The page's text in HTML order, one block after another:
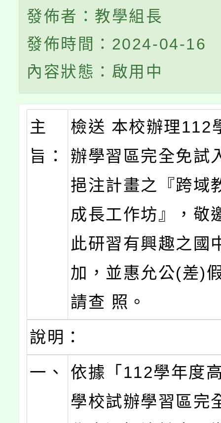
發佈者：教學組長
發佈時間：2024-04-16
內容狀態：啟用中
主
旨：
檢送 本校辦理112
辦學習區完全免試
挹注計畫之『跨域
成長工作坊』，敬
此研習有興趣之國
加，並惠允公(差)
請查 照。
說明：
一、
依據「112學年度
學校試辦學習區完